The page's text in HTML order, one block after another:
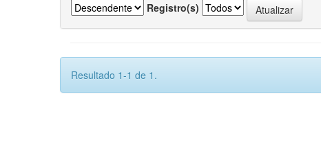
Registro(s)
Resultado 1-1 de 1.